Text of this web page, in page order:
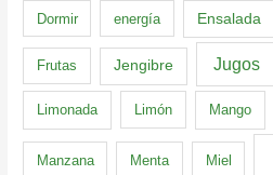
Dormir energía Ensalada
Frutas Jengibre Jugos
Limonada Limón Mango
Manzana Menta Miel